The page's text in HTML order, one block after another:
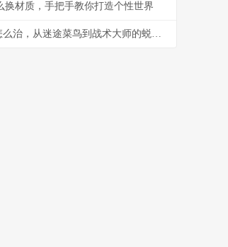
换材质，手把手教你打造个性世界
和平精英路痴怎么治，从迷途菜鸟到战术大师的蜕变之路